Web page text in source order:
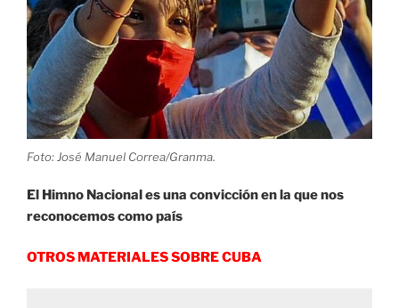
Foto: José Manuel Correa/Granma.
El Himno Nacional es una convicción en la que nos
reconocemos como país
OTROS MATERIALES SOBRE CUBA